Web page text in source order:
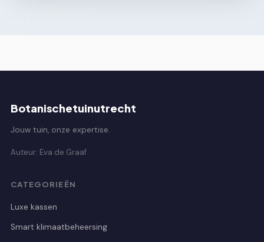
Botanischetuinutrecht
Jouw tuin, onze expertise.
Auteur: Eva de Graaf
CATEGORIEËN
Luxe kassen
Smart klimaatbeheersing